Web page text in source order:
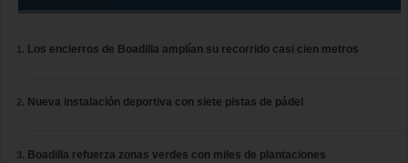
Los encierros de Boadilla amplían su recorrido casi cien metros
Nueva instalación deportiva con siete pistas de pádel
Boadilla refuerza zonas verdes con miles de plantaciones